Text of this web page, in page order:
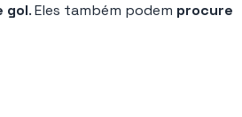
gol. Eles também podem procure